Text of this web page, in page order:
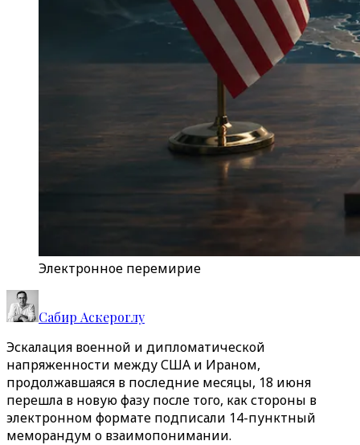
Электронное перемирие
Сабир Аскероглу
Эскалация военной и дипломатической
напряженности между США и Ираном,
продолжавшаяся в последние месяцы, 18 июня
перешла в новую фазу после того, как стороны в
электронном формате подписали 14-пунктный
меморандум о взаимопонимании.